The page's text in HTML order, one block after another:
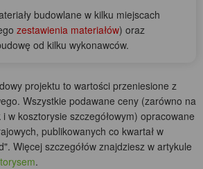
budowlane w kilku miejscach
zestawienia materiałów) oraz
od kilku wykonawców.
projektu to wartości przeniesione z
Wszystkie podawane ceny (zarówno na
w kosztorysie szczegółowym) opracowane
publikowanych co kwartał w
Więcej szczegółów znajdziesz w artykule
.